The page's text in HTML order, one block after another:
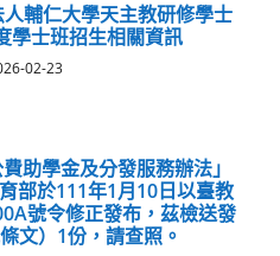
輔仁大學天主教研修學士
學士班招生相關資訊
02-23
助學金及分發服務辦法」
部於111年1月10日以臺教
號令修正發布，茲檢送發
文）1份，請查照。